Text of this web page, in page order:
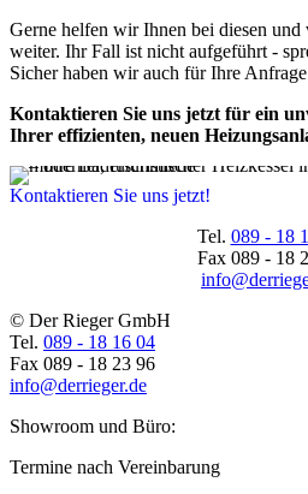
Gerne helfen wir Ihnen bei diesen und
weiter. Ihr Fall ist nicht aufgeführt -
Sicher haben wir auch für Ihre
Kontaktieren Sie uns jetzt für ein
Ihrer effizienten, neuen
Kontaktieren Sie uns jetzt!
Tel. 089 - 18
Fax 089 - 18
© Der Rieger GmbH
Tel. 089 - 18 16 04
Fax 089 - 18 23 96
info@derrieger.de
Showroom und Büro:
Termine nach Vereinbarung